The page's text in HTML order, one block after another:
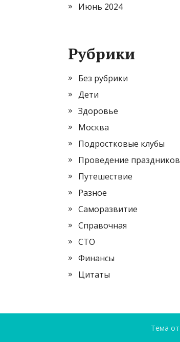
Июнь 2024
Рубрики
Без рубрики
Дети
Здоровье
Москва
Подростковые клубы
Проведение праздников
Путешествие
Разное
Саморазвитие
Справочная
СТО
Финансы
Цитаты
Тема от